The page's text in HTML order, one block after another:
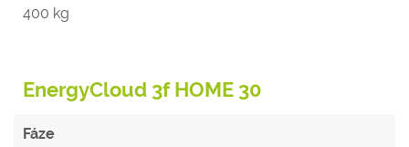
400 kg
EnergyCloud 3f HOME 30
Fáze